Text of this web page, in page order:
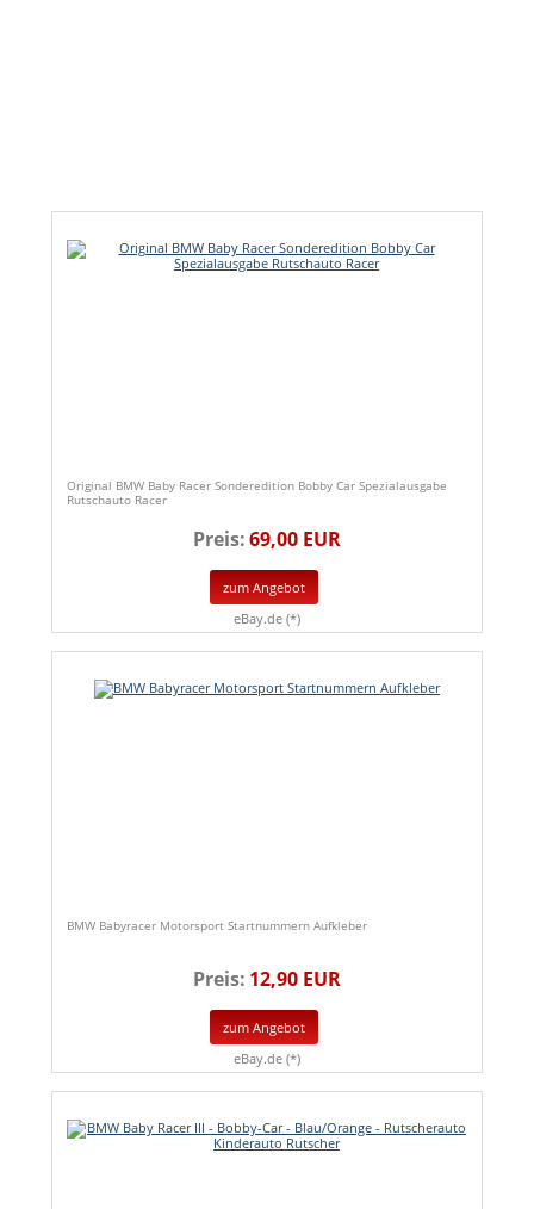
Original BMW Baby Racer Sonderedition Bobby Car Spezialausgabe
Rutschauto Racer
Preis:69,00 EUR
zum Angebot
eBay.de (*)
BMW Babyracer Motorsport Startnummern Aufkleber
Preis: 12,90 EUR
zum Angebot
eBay.de (*)